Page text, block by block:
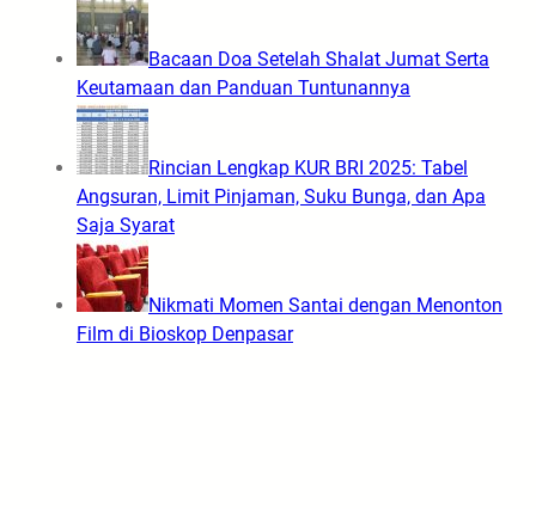
Bacaan Doa Setelah Shalat Jumat Serta
Keutamaan dan Panduan Tuntunannya
Rincian Lengkap KUR BRI 2025: Tabel
Angsuran, Limit Pinjaman, Suku Bunga, dan Apa
Saja Syarat
Nikmati Momen Santai dengan Menonton
Film di Bioskop Denpasar